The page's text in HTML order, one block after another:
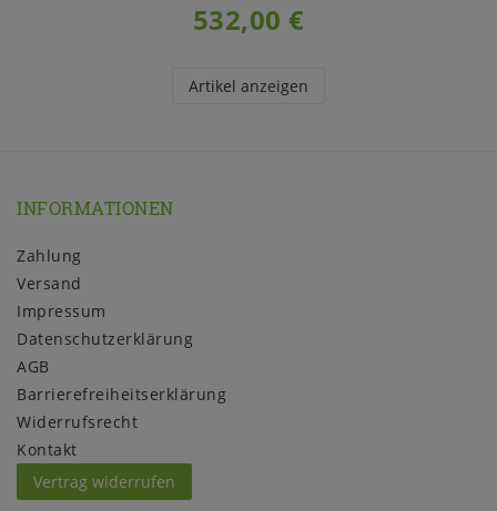
532,00 €
Artikel anzeigen
INFORMATIONEN
Zahlung
Versand
Impressum
Daten­schutz­erklärung
AGB
Barrierefreiheitserklärung
Widerrufs­recht
Kontakt
Vertrag widerrufen